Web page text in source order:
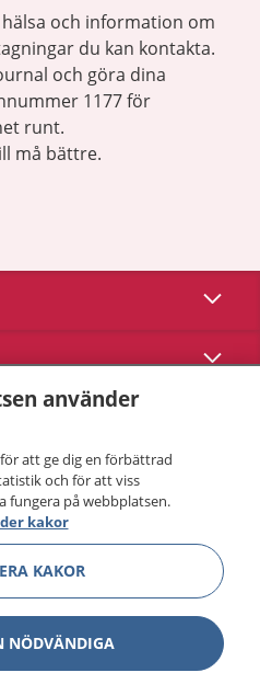
och information om
du kan kontakta.
och göra dina
1177 för
runt.
må bättre.
Visa
Visa
använder
att ge dig en förbättrad
och för att viss
fungera på webbplatsen.
kakor
KAKOR
NÖDVÄNDIGA